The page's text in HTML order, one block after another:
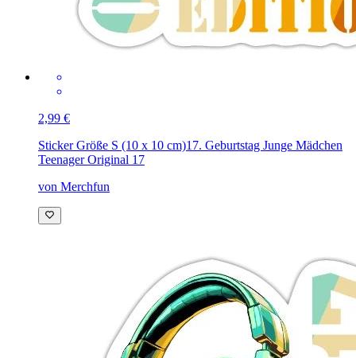
2,99 €
Sticker Größe S (10 x 10 cm)17. Geburtstag Junge Mädchen
Teenager Original 17
von Merchfun